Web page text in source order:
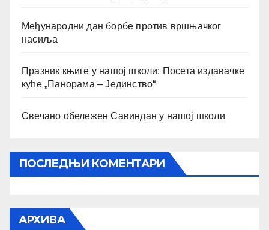
Међународни дан борбе против вршњачког
насиља
Празник књиге у нашој школи: Посета издавачке
куће „Панорама – Јединство“
Свечано обележен Савиндан у нашој школи
ПОСЛЕДЊИ КОМЕНТАРИ
АРХИВА